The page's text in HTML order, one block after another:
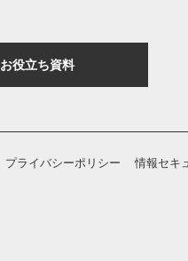
お役立ち資料
プライバシーポリシー 情報セキ